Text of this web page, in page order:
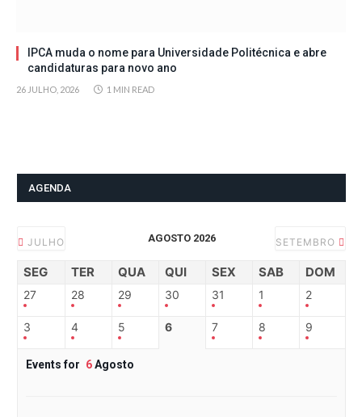
IPCA muda o nome para Universidade Politécnica e abre
candidaturas para novo ano
26 JULHO, 2026 1 MIN READ
AGENDA
JULHO AGOSTO 2026 SETEMBRO
SEG TER QUA QUI SEX SAB DOM
27 28 29 30 31 1 2
3 4 5 6 7 8 9
Events for 6Agosto